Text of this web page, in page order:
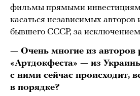
фильмы прямыми
касаться независимых авторов
бывшего СССР, за
— Очень многие из авторов
«Артдокфеста» — из
с ними сейчас происходит,
в порядке?